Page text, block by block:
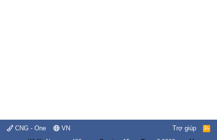
CNG - One VN Trợ giúp
R